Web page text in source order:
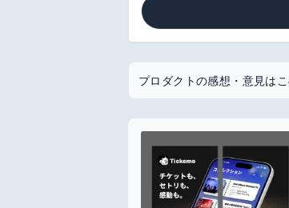
プロダクトの感想・意見は